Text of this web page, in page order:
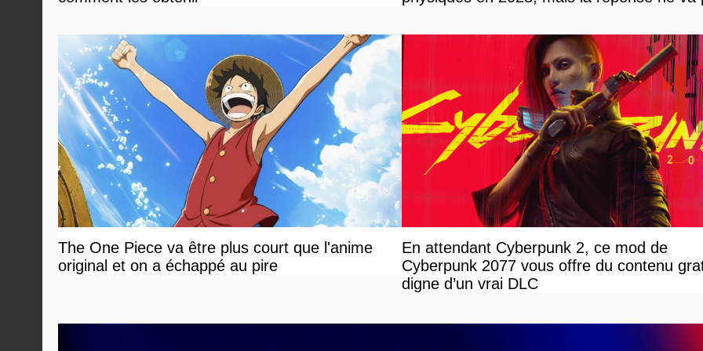
The One Piece va être plus court que l'anime
original et on a échappé au pire
En attendant Cyberpunk 2, ce mod de
Cyberpunk 2077 vous offre du contenu
digne d’un vrai DLC